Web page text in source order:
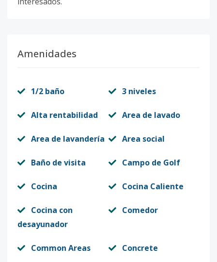
Amenidades
1/2 baño 3 niveles
Alta rentabilidad Area de lavado
Area de lavandería Area social
Baño de visita Campo de Golf
Cocina Cocina Caliente
Cocina con
desayunador
Comedor
Common Areas Concrete